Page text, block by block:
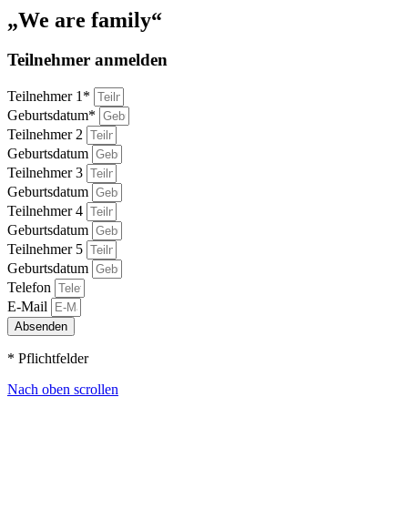
„We are family“
Teilnehmer anmelden
Teilnehmer 1*
Geburtsdatum*
Teilnehmer 2
Geburtsdatum
Teilnehmer 3
Geburtsdatum
Teilnehmer 4
Geburtsdatum
Teilnehmer 5
Geburtsdatum
Telefon
E-Mail
Absenden
* Pflichtfelder
Nach oben scrollen